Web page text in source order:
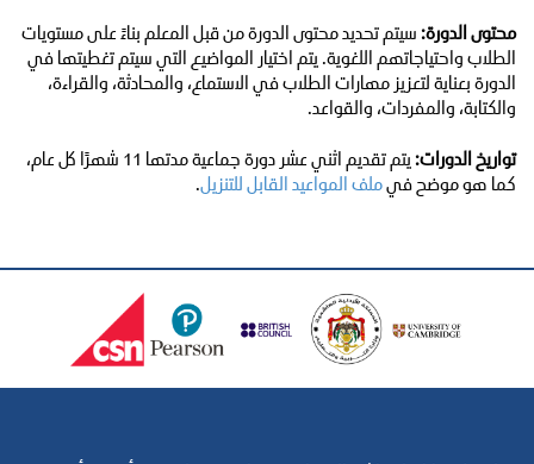
محتوى الدورة:سيتم تحديد محتوى الدورة من قبل المعلم بناءً على مستويات
الطلاب واحتياجاتهم اللغوية. يتم اختيار المواضيع التي سيتم تغطيتها في
الدورة بعناية لتعزيز مهارات الطلاب في الاستماع، والمحادثة، والقراءة،
والكتابة، والمفردات، والقواعد.
تواريخ الدورات:
يتم تقديم اثني عشر دورة جماعية مدتها 11 شهرًا كل عام،
كما هو موضح فيملف المواعيد القابل للتنزيل.